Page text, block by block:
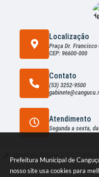
Prefeitura Municipal de
nosso site usa cookies para
Localização
Praça Dr.
CEP: 96600-000
Contato
(53) 3252-9500
Atendimento
Segunda a sexta,